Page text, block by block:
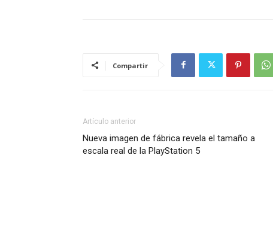
Compartir
Artículo anterior
Nueva imagen de fábrica revela el tamaño a
escala real de la PlayStation 5